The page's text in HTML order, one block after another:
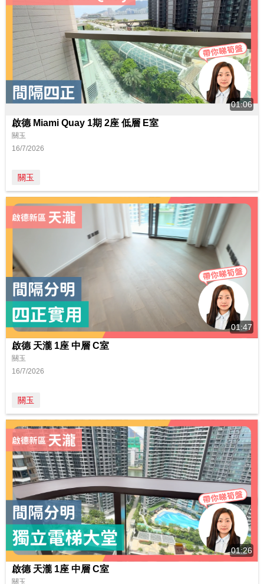
01:06
啟德 Miami Quay 1期 2座 低層 E室
關玉
16/7/2026
關玉
01:47
啟德 天瀧 1座 中層 C室
關玉
16/7/2026
關玉
01:26
啟德 天瀧 1座 中層 C室
關玉